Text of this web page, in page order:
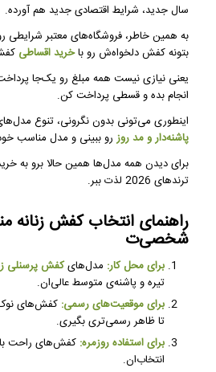
سال جدید، شرایط اقتصادی جدید هم آورده.
به همین خاطر، فروشگاه‌های معتبر شرایطی
بتونه کفش دلخواه‌ش رو باخرید اقساطی
یعنی نیازی نیست همه مبلغ رو یک‌جا
انجام بده و قسطی پرداخت کن.
اینطوری می‌تونی بدون نگرونی، تنوع
پاشنه‌دار و مد روزرو ببینی و مدل مناسب
برای دیدن همه مدل‌ها همین حالا برو به
ترندهای 2026 لذت ببر.
راهنمای انتخاب کفش زنانه
شخصی‌ت
برای محل کار: مدل‌هایکفش پرسنلی
تیره و پاشنه‌ی متوسط عالی‌ان.
برای موقعیت‌های رسمی: کفش‌های
تا ظاهر رسمی‌تری بگیری.
برای استفاده روزمره: کفش‌های راحت با
انتخاب‌ان.